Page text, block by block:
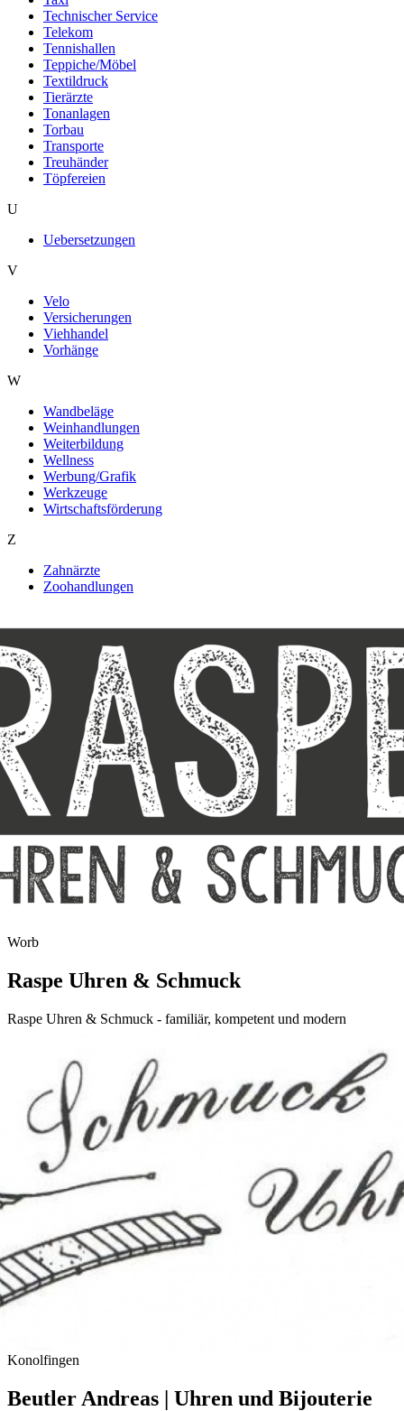
Technischer Service
Telekom
Tennishallen
Teppiche/Möbel
Textildruck
Tierärzte
Tonanlagen
Torbau
Transporte
Treuhänder
Töpfereien
U
Uebersetzungen
V
Velo
Versicherungen
Viehhandel
Vorhänge
W
Wandbeläge
Weinhandlungen
Weiterbildung
Wellness
Werbung/Grafik
Werkzeuge
Wirtschaftsförderung
Z
Zahnärzte
Zoohandlungen
Worb
Raspe Uhren & Schmuck
Raspe Uhren & Schmuck - familiär, kompetent und modern
Konolfingen
Beutler Andreas | Uhren und Bijouterie